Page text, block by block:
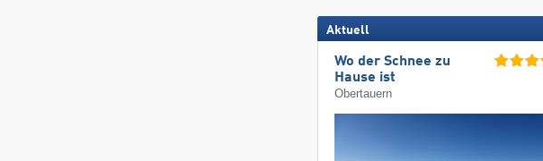
Aktuell
Wo der Schnee zu
Hause ist
Obertauern